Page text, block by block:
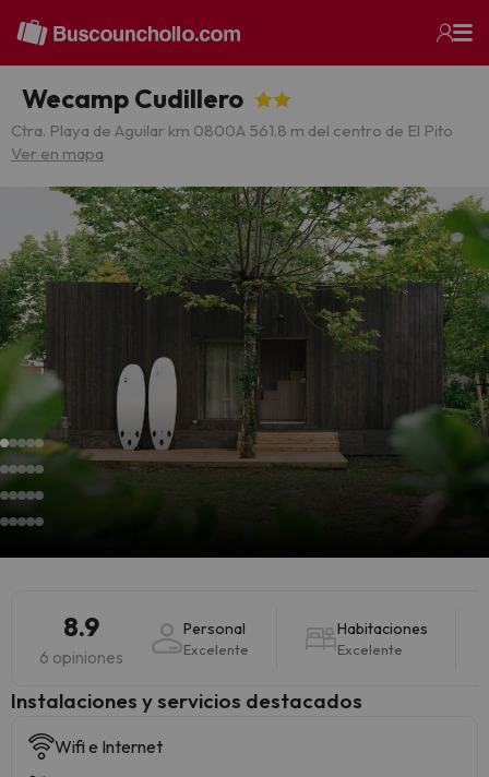
Wecamp Cudillero
Ctra. Playa de Aguilar km 0800A 561.8 m del centro de El Pito
Ver en mapa
8.9
6 opiniones
Personal
Excelente
Habitaciones
Excelente
Instalaciones y servicios destacados
Wifi e Internet